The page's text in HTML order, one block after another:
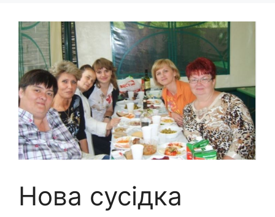
Нова сусідка